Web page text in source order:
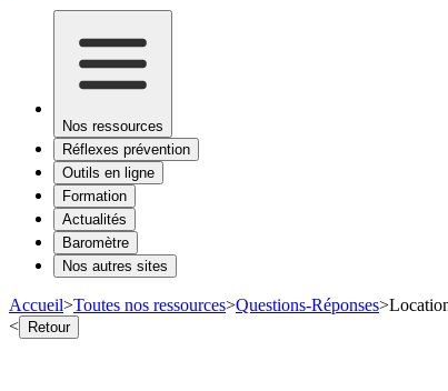
Nos ressources
Réflexes prévention
Outils en ligne
Formation
Actualités
Baromètre
Nos autres sites
Accueil>Toutes nos ressources>Questions-Réponses>
< Retour